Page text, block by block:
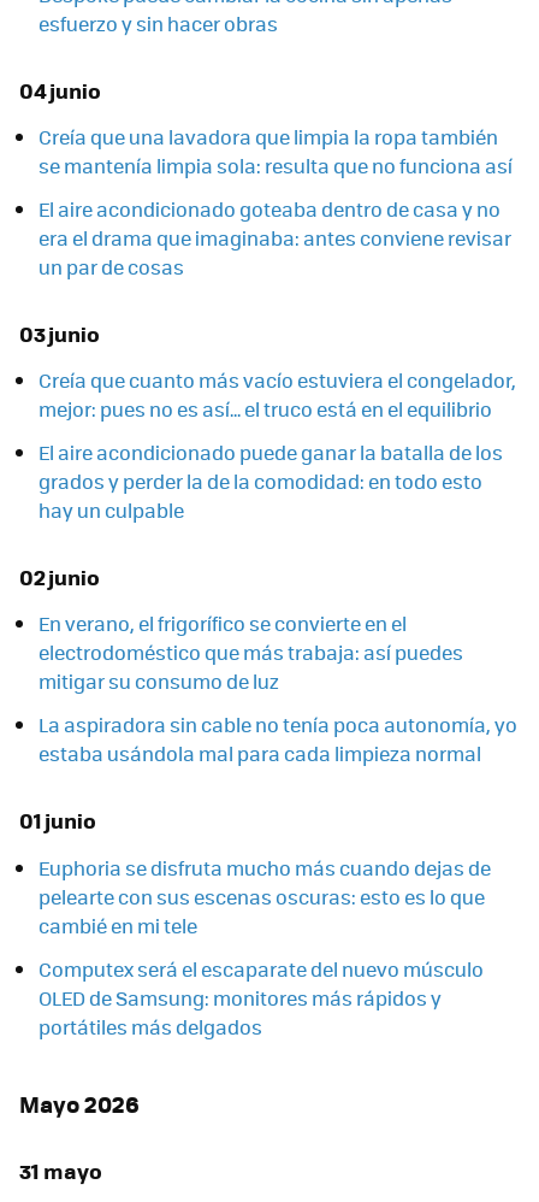
esfuerzo y sin hacer obras
04 junio
Creía que una lavadora que limpia la ropa también
se mantenía limpia sola: resulta que no funciona así
El aire acondicionado goteaba dentro de casa y no
era el drama que imaginaba: antes conviene revisar
un par de cosas
03 junio
Creía que cuanto más vacío estuviera el congelador,
mejor: pues no es así... el truco está en el equilibrio
El aire acondicionado puede ganar la batalla de los
grados y perder la de la comodidad: en todo esto
hay un culpable
02 junio
En verano, el frigorífico se convierte en el
electrodoméstico que más trabaja: así puedes
mitigar su consumo de luz
La aspiradora sin cable no tenía poca autonomía, yo
estaba usándola mal para cada limpieza normal
01 junio
Euphoria se disfruta mucho más cuando dejas de
pelearte con sus escenas oscuras: esto es lo que
cambié en mi tele
Computex será el escaparate del nuevo músculo
OLED de Samsung: monitores más rápidos y
portátiles más delgados
Mayo 2026
31 mayo